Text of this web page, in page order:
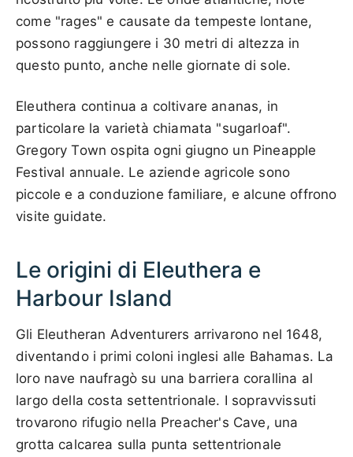
come "rages" e causate da tempeste lontane,
possono raggiungere i 30 metri di altezza in
questo punto, anche nelle giornate di sole.
Eleuthera continua a coltivare ananas, in
particolare la varietà chiamata "sugarloaf".
Gregory Town ospita ogni giugno un Pineapple
Festival annuale. Le aziende agricole sono
piccole e a conduzione familiare, e alcune offrono
visite guidate.
Le origini di Eleuthera e
Harbour Island
Gli Eleutheran Adventurers arrivarono nel 1648,
diventando i primi coloni inglesi alle Bahamas. La
loro nave naufragò su una barriera corallina al
largo della costa settentrionale. I sopravvissuti
trovarono rifugio nella Preacher's Cave, una
grotta calcarea sulla punta settentrionale